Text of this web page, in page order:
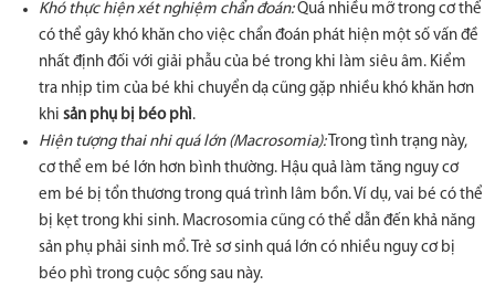
Khó thực hiện xét nghiệm chẩn đoán:Quá nhiều mỡ trong cơ thể
có thể gây khó khăn cho việc chẩn đoán phát hiện một số vấn đề
nhất định đối với giải phẫu của bé trong khi làm siêu âm. Kiểm
tra nhịp tim của bé khi chuyển dạ cũng gặp nhiều khó khăn hơn
khi sản phụ bị béo phì.
Hiện tượng thai nhi quá lớn (Macrosomia):Trong tình trạng này,
cơ thể em bé lớn hơn bình thường. Hậu quả làm tăng nguy cơ
em bé bị tổn thương trong quá trình lâm bồn. Ví dụ, vai bé có thể
bị kẹt trong khi sinh. Macrosomia cũng có thể dẫn đến khả năng
sản phụ phải sinh mổ. Trẻ sơ sinh quá lớn có nhiều nguy cơ bị
béo phì trong cuộc sống sau này.